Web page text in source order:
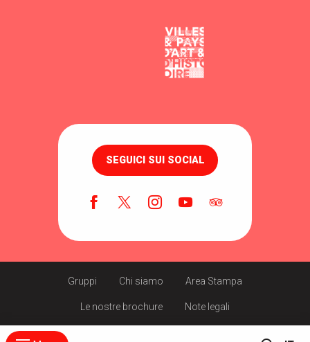
SEGUICI SUI SOCIAL
Gruppi Chi siamo Area Stampa
Le nostre brochure Note legali